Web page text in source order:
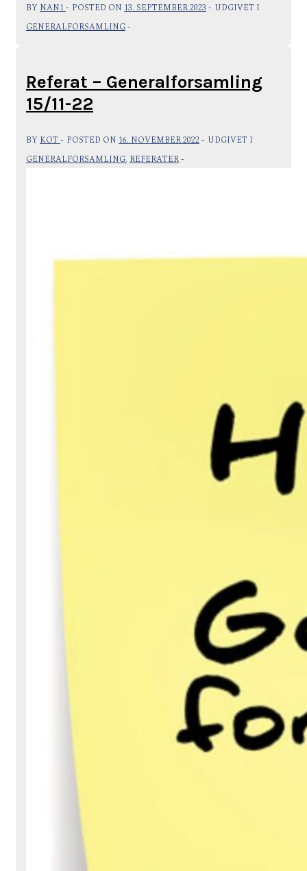
BY NAN1 POSTED ON 13. SEPTEMBER 2023
UDGIVET I
GENERALFORSAMLING
Referat – Generalforsamling
15/11-22
BY KOT POSTED ON 16. NOVEMBER 2022
UDGIVET I
GENERALFORSAMLING, REFERATER